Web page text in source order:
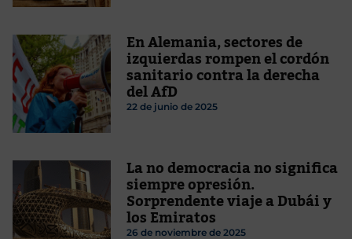
En Alemania, sectores de
izquierdas rompen el cordón
sanitario contra la derecha
del AfD
22 de junio de 2025
La no democracia no significa
siempre opresión.
Sorprendente viaje a Dubái y
los Emiratos
26 de noviembre de 2025